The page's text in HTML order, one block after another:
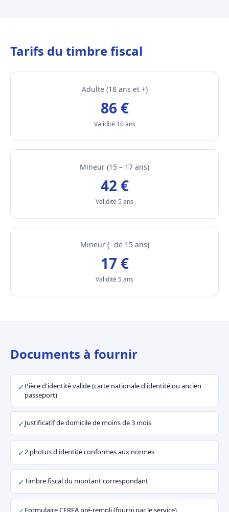
Tarifs du timbre fiscal
Adulte (18 ans et +)
86 €
Validité 10 ans
Mineur (15 – 17 ans)
42 €
Validité 5 ans
Mineur (- de 15 ans)
17 €
Validité 5 ans
Documents à fournir
✓ Pièce d'identité valide (carte nationale d'identité ou ancien
passeport)
✓Justificatif de domicile de moins de 3 mois
✓2 photos d'identité conformes aux normes
✓Timbre fiscal du montant correspondant
Formulaire CERFA pré-rempli (fourni par le service)